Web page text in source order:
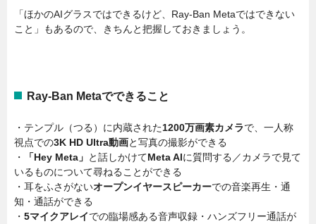
「ほかのAIグラスではできるけど、Ray-Ban Metaではできない
こと」もあるので、きちんと把握しておきましょう。
Ray-Ban Metaでできること
・テンプル（つる）に内蔵された1200万画素カメラで、一人称
視点での3K HD Ultra動画と写真の撮影ができる
・
「Hey Meta」 と話しかけてMeta AIに質問する／カメラで見て
いるものについて尋ねることができる
・耳をふさがないオープンイヤースピーカーでの音楽再生・通
知・通話ができる
・ 5マイクアレイでの臨場感ある音声収録・ハンズフリー通話が